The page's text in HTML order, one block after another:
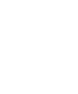
insbesondere